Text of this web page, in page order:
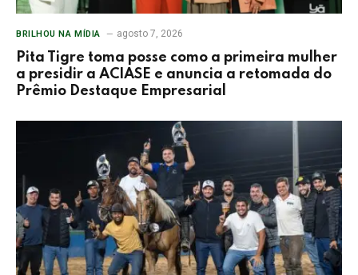
BRILHOU NA MÍDIA agosto 7, 2026
Pita Tigre toma posse como a primeira mulher
a presidir a ACIASE e anuncia a retomada do
Prêmio Destaque Empresarial